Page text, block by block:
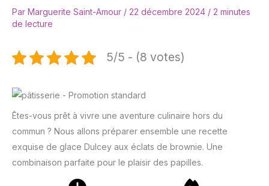
Par Marguerite Saint-Amour / 22 décembre 2024 / 2 minutes
de lecture
5/5 - (8 votes)
Êtes-vous prêt à vivre une aventure culinaire hors du
commun ? Nous allons préparer ensemble une recette
exquise de glace Dulcey aux éclats de brownie. Une
combinaison parfaite pour le plaisir des papilles.